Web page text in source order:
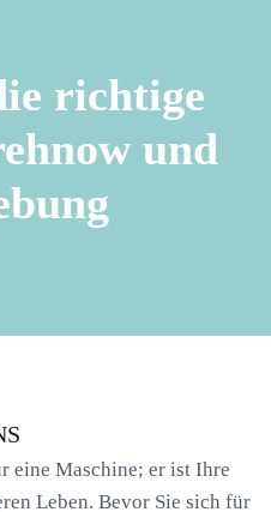
richtige
und
eine Maschine; er ist Ihre
Leben. Bevor Sie sich für